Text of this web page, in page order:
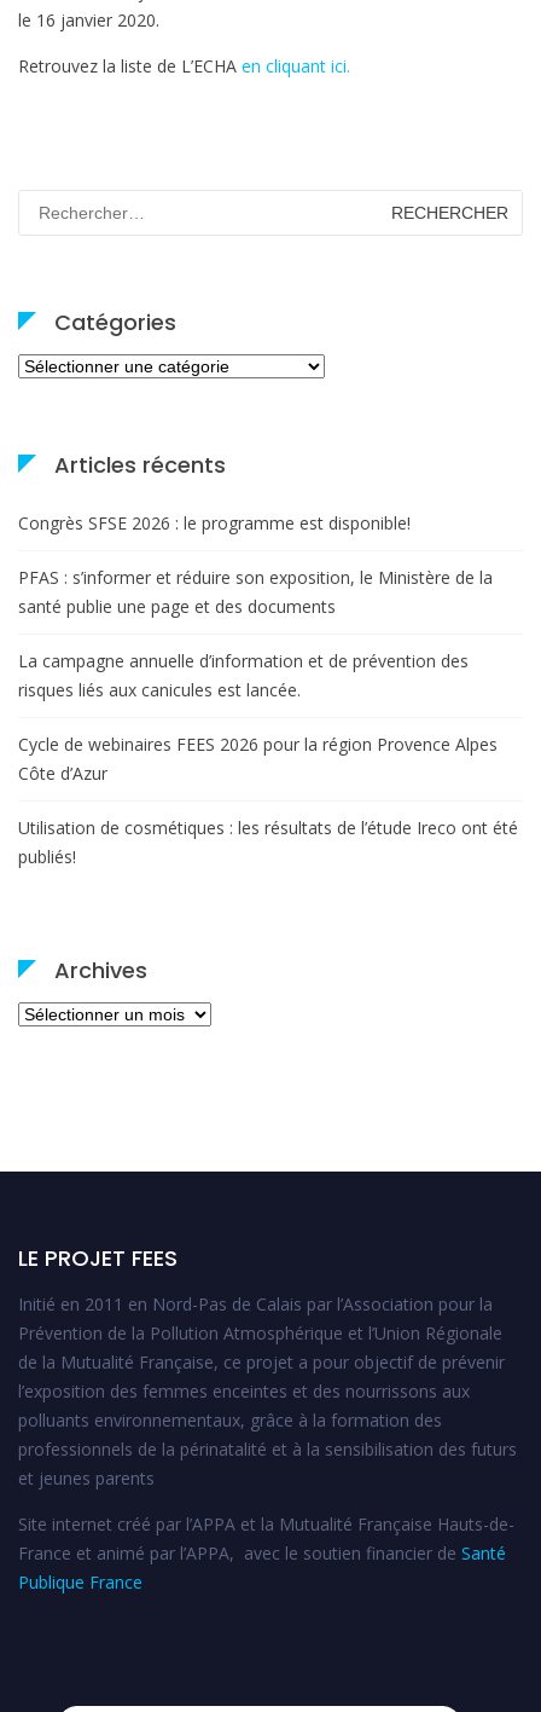
le 16 janvier 2020.
Retrouvez la liste de L’ECHA en cliquant ici.
Rechercher :
Catégories
Catégories
Articles récents
Congrès SFSE 2026 : le programme est disponible!
PFAS : s’informer et réduire son exposition, le Ministère de la
santé publie une page et des documents
La campagne annuelle d’information et de prévention des
risques liés aux canicules est lancée.
Cycle de webinaires FEES 2026 pour la région Provence Alpes
Côte d’Azur
Utilisation de cosmétiques : les résultats de l’étude Ireco ont été
publiés!
Archives
Archives
LE PROJET FEES
Initié en 2011 en Nord-Pas de Calais par l’Association pour la
Prévention de la Pollution Atmosphérique et l’Union Régionale
de la Mutualité Française, ce projet a pour objectif de prévenir
l’exposition des femmes enceintes et des nourrissons aux
polluants environnementaux, grâce à la formation des
professionnels de la périnatalité et à la sensibilisation des futurs
et jeunes parents
Site internet créé par l’APPA et la Mutualité Française Hauts-de-
France et animé par l’APPA, avec le soutien financier de Santé
Publique France